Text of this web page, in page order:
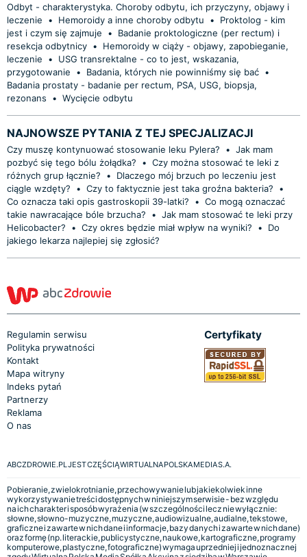
Odbyt - charakterystyka. Choroby odbytu, ich przyczyny, objawy i
leczenie
• Hemoroidy a inne choroby odbytu •
Proktolog - kim
jest i czym się zajmuje
•
Badanie proktologiczne (per rectum) i
resekcja odbytnicy •
Hemoroidy w ciąży - objawy, zapobieganie,
leczenie
•
USG transrektalne - co to jest, wskazania,
przygotowanie
• Badania, których nie powinniśmy się bać •
Badania prostaty - badanie per rectum, PSA, USG, biopsja,
rezonans
• Wycięcie odbytu
NAJNOWSZE PYTANIA Z TEJ SPECJALIZACJI
Czy muszę kontynuować stosowanie leku Pylera? • Jak mam
pozbyć się tego bólu żołądka?
• Czy można stosować te leki z
różnych grup łącznie?
•
Dlaczego mój brzuch po leczeniu jest
ciągle wzdęty?
• Czy to faktycznie jest taka groźna bakteria?
•
Co oznacza taki opis gastroskopii 39-latki?
• Co mogą oznaczać
takie nawracające bóle brzucha?
• Jak mam stosować te leki przy
Helicobacter?
• Czy okres będzie miał wpływ na wyniki? •
Do
jakiego lekarza najlepiej się zgłosić?
Regulamin serwisu
Polityka prywatności
Kontakt
Mapa witryny
Indeks pytań
Partnerzy
Reklama
O nas
Certyfikaty
ABCZDROWIE.PL JEST CZĘŚCIĄ WIRTUALNA POLSKA MEDIA S.A.
Pobieranie, zwielokrotnianie, przechowywanie lub jakiekolwiek inne
wykorzystywanie treści dostępnych w niniejszym serwisie - bez względu
na ich charakter i sposób wyrażenia (w szczególności lecz nie wyłącznie:
słowne, słowno-muzyczne, muzyczne, audiowizualne, audialne, tekstowe,
graficzne i zawarte w nich dane i informacje, bazy danych i zawarte w nich dane)
oraz formę (np. literackie, publicystyczne, naukowe, kartograficzne, programy
komputerowe, plastyczne, fotograficzne) wymaga uprzedniej i jednoznacznej